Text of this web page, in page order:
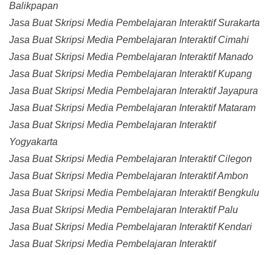
Balikpapan
Jasa Buat Skripsi Media Pembelajaran Interaktif Surakarta
Jasa Buat Skripsi Media Pembelajaran Interaktif Cimahi
Jasa Buat Skripsi Media Pembelajaran Interaktif Manado
Jasa Buat Skripsi Media Pembelajaran Interaktif Kupang
Jasa Buat Skripsi Media Pembelajaran Interaktif Jayapura
Jasa Buat Skripsi Media Pembelajaran Interaktif Mataram
Jasa Buat Skripsi Media Pembelajaran Interaktif
Yogyakarta
Jasa Buat Skripsi Media Pembelajaran Interaktif Cilegon
Jasa Buat Skripsi Media Pembelajaran Interaktif Ambon
Jasa Buat Skripsi Media Pembelajaran Interaktif Bengkulu
Jasa Buat Skripsi Media Pembelajaran Interaktif Palu
Jasa Buat Skripsi Media Pembelajaran Interaktif Kendari
Jasa Buat Skripsi Media Pembelajaran Interaktif